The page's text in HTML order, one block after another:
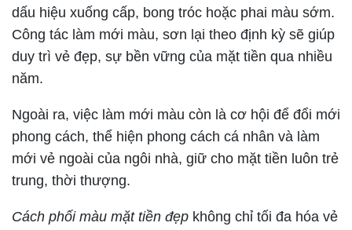
dấu hiệu xuống cấp, bong tróc hoặc phai màu sớm.
Công tác làm mới màu, sơn lại theo định kỳ sẽ giúp
duy trì vẻ đẹp, sự bền vững của mặt tiền qua nhiều
năm.
Ngoài ra, việc làm mới màu còn là cơ hội để đổi mới
phong cách, thể hiện phong cách cá nhân và làm
mới vẻ ngoài của ngôi nhà, giữ cho mặt tiền luôn trẻ
trung, thời thượng.
Cách phối màu mặt tiền đẹp không chỉ tối đa hóa vẻ